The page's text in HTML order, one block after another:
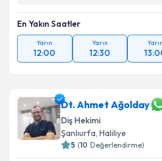
En Yakın Saatler
Yarın
12:00
Yarın
12:30
Yarın
Dt. Ahmet Ağolday
Diş Hekimi
Şanlıurfa, Haliliye
5 (10 Değerlendirme)